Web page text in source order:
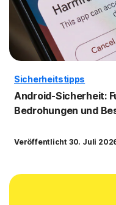
Sicherheitstipps
Android-Sicherheit:
Bedrohungen und
Veröffentlicht 30. Juli